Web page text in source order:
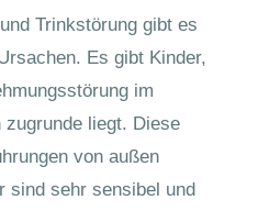
Trinkstörung gibt es
Es gibt Kinder,
im
liegt. Diese
von außen
sind sehr sensibel und